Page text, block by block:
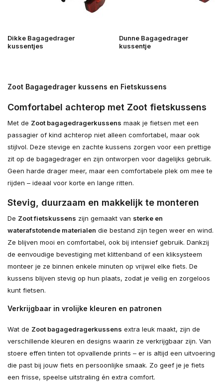
Dikke Bagagedrager
kussentjes
Dunne Bagagedrager
kussentje
Zoot Bagagedrager kussens en Fietskussens
Comfortabel achterop met Zoot fietskussens
Met de Zoot bagagedragerkussens maak je fietsen met een
passagier of kind achterop niet alleen comfortabel, maar ook
stijlvol. Deze stevige en zachte kussens zorgen voor een prettige
zit op de bagagedrager en zijn ontworpen voor dagelijks gebruik.
Geen harde drager meer, maar een comfortabele plek om mee te
rijden – ideaal voor korte en lange ritten.
Stevig, duurzaam en makkelijk te monteren
De Zoot fietskussens zijn gemaakt van sterke en
waterafstotende materialen die bestand zijn tegen weer en wind.
Ze blijven mooi en comfortabel, ook bij intensief gebruik. Dankzij
de eenvoudige bevestiging met klittenband of een kliksysteem
monteer je ze binnen enkele minuten op vrijwel elke fiets. De
kussens blijven stevig op hun plaats, zodat je veilig en zorgeloos
kunt fietsen.
Verkrijgbaar in vrolijke kleuren en patronen
Wat de Zoot bagagedragerkussens extra leuk maakt, zijn de
verschillende kleuren en designs waarin ze verkrijgbaar zijn. Van
stoere effen tinten tot opvallende prints – er is altijd een uitvoering
die past bij jouw fiets en persoonlijke smaak. Zo geef je je fiets
een frisse, speelse uitstraling én extra comfort.